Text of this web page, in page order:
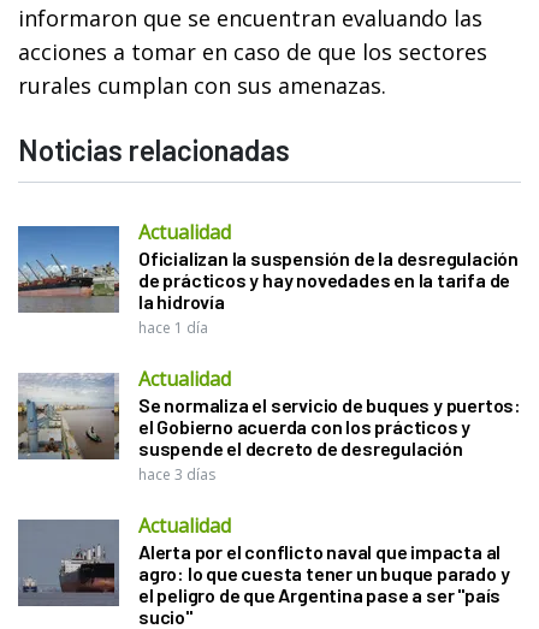
informaron que se encuentran evaluando las
acciones a tomar en caso de que los sectores
rurales cumplan con sus amenazas.
Noticias relacionadas
Actualidad
Oficializan la suspensión de la desregulación
de prácticos y hay novedades en la tarifa de
la hidrovía
hace 1 día
Actualidad
Se normaliza el servicio de buques y puertos:
el Gobierno acuerda con los prácticos y
suspende el decreto de desregulación
hace 3 días
Actualidad
Alerta por el conflicto naval que impacta al
agro: lo que cuesta tener un buque parado y
el peligro de que Argentina pase a ser "país
sucio"